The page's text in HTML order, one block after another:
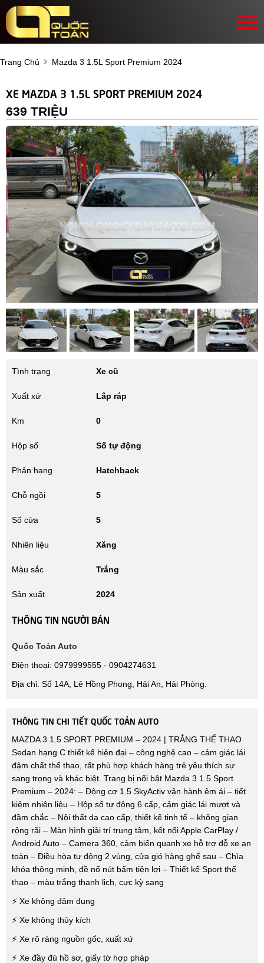
Trang Chủ Mazda 3 1.5L Sport Premium 2024
XE MAZDA 3 1.5L SPORT PREMIUM 2024
639 TRIỆU
Tình trạng Xe cũ
Xuất xứ Lắp ráp
Km 0
Hộp số Số tự động
Phân hạng Hatchback
Chỗ ngồi 5
Số cửa 5
Nhiên liệu Xăng
Màu sắc Trắng
Sản xuất 2024
THÔNG TIN NGƯỜI BÁN
Quốc Toản Auto
Điện thoại: 0979999555 - 0904274631
Địa chỉ: Số 14A, Lê Hồng Phong, Hải An, Hải Phòng.
THÔNG TIN CHI TIẾT QUỐC TOẢN AUTO
MAZDA 3 1.5 SPORT PREMIUM – 2024 | TRẮNG THỂ THAO
Sedan hạng C thiết kế hiện đại – công nghệ cao – cảm giác lái
đậm chất thể thao, rất phù hợp khách hàng trẻ yêu thích sự
sang trọng và khác biệt. Trang bị nổi bật Mazda 3 1.5 Sport
Premium – 2024: – Động cơ 1.5 SkyActiv vận hành êm ái – tiết
kiệm nhiên liệu – Hộp số tự động 6 cấp, cảm giác lái mượt và
đầm chắc – Nội thất da cao cấp, thiết kế tinh tế – không gian
rộng rãi – Màn hình giải trí trung tâm, kết nối Apple CarPlay /
Android Auto – Camera 360, cảm biến quanh xe hỗ trợ đỗ xe an
toàn – Điều hòa tự động 2 vùng, cửa gió hàng ghế sau – Chìa
khóa thông minh, đề nổ nút bấm tiện lợi – Thiết kế Sport thể
thao – màu trắng thanh lịch, cực kỳ sang
⚡ Xe không đâm đụng
⚡ Xe không thủy kích
⚡ Xe rõ ràng nguồn gốc, xuất xứ
⚡ Xe đầy đủ hồ sơ, giấy tờ hợp pháp